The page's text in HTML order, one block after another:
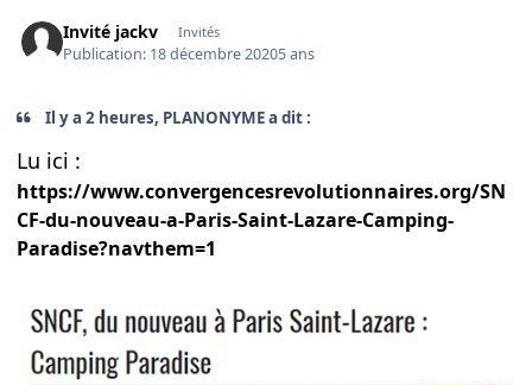
Invité jackv Invités
Publication: 18 décembre 20205 ans
Il y a 2 heures, PLANONYME a dit :
Lu ici :
https://www.convergencesrevolutionnaires.org/SN
CF-du-nouveau-a-Paris-Saint-Lazare-Camping-
Paradise?navthem=1